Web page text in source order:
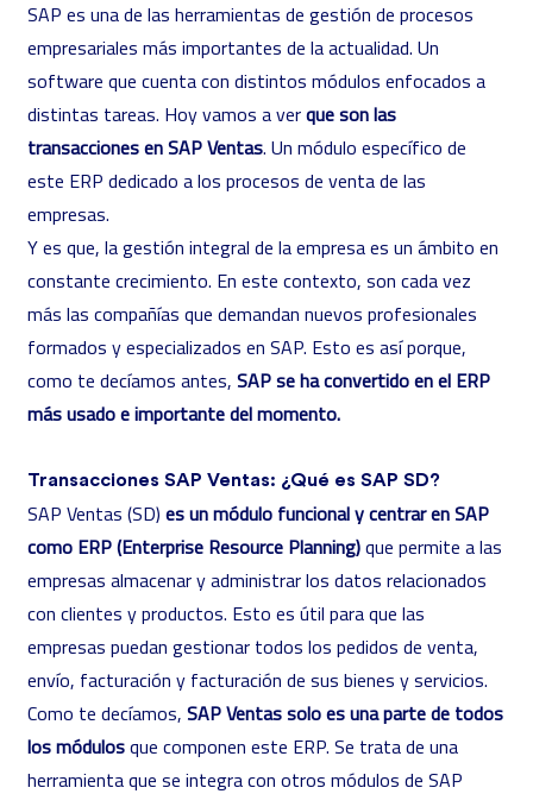
SAP es una de las herramientas de gestión de procesos
empresariales más importantes de la actualidad. Un
software que cuenta con distintos módulos enfocados a
distintas tareas. Hoy vamos a verque son las
transacciones en SAP Ventas. Un módulo específico de
este ERP dedicado a los procesos de venta de las
empresas.
Y es que, la gestión integral de la empresa es un ámbito en
constante crecimiento. En este contexto, son cada vez
más las compañías que demandan nuevos profesionales
formados y especializados en SAP. Esto es así porque,
como te decíamos antes, SAP se ha convertido en el ERP
más usado e importante del momento.
Transacciones SAP Ventas: ¿Qué es SAP SD?
SAP Ventas (SD) es un módulo funcional y centrar en SAP
como ERP (Enterprise Resource Planning)que permite a las
empresas almacenar y administrar los datos relacionados
con clientes y productos. Esto es útil para que las
empresas puedan gestionar todos los pedidos de venta,
envío, facturación y facturación de sus bienes y servicios.
Como te decíamos, SAP Ventas solo es una parte de todos
los módulosque componen este ERP. Se trata de una
herramienta que se integra con otros módulos de SAP